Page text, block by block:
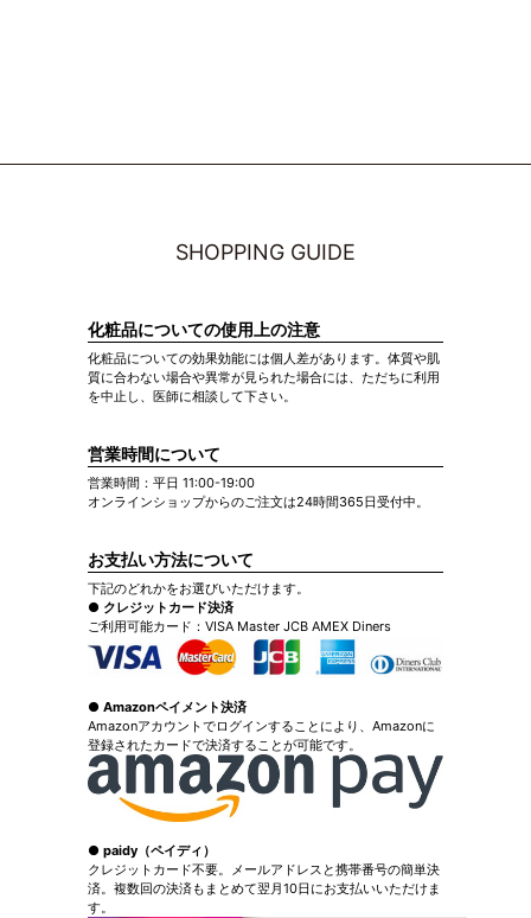
SHOPPING GUIDE
化粧品についての使用上の注意
化粧品についての効果効能には個人差があります。体質や肌
質に合わない場合や異常が見られた場合には、ただちに利用
を中止し、医師に相談して下さい。
営業時間について
営業時間：平日 11:00-19:00
オンラインショップからのご注文は24時間365日受付中。
お支払い方法について
下記のどれかをお選びいただけます。
● クレジットカード決済
ご利用可能カード：VISA Master JCB AMEX Diners
● Amazonペイメント決済
Amazonアカウントでログインすることにより、Amazonに
登録されたカードで決済することが可能です。
● paidy（ペイディ）
クレジットカード不要。メールアドレスと携帯番号の簡単決
済。複数回の決済もまとめて翌月10日にお支払いいただけま
す。